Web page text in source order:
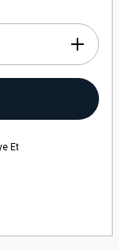
Et